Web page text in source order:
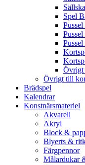
Spel
Övrigt
Övrigt till
Brädspel
Kalendrar
Konstnärsmateriel
Akvarell
Akryl
Block &
Blyerts &
Färgpennor
Målardukar